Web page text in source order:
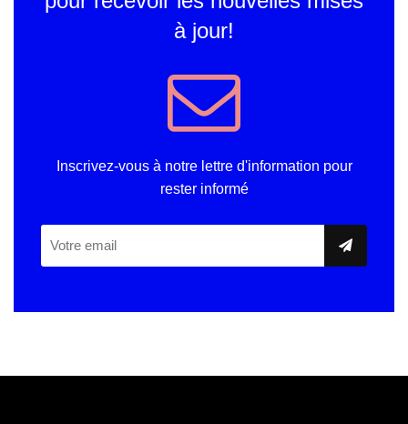
à jour!
Inscrivez-vous à notre lettre d'information pour
rester informé